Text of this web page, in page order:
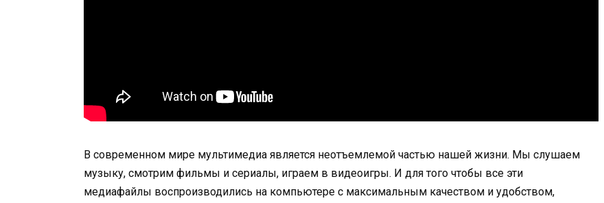
В современном мире мультимедиа является неотъемлемой частью нашей жизни. Мы слушаем
музыку, смотрим фильмы и сериалы, играем в видеоигры. И для того чтобы все эти
медиафайлы воспроизводились на компьютере с максимальным качеством и удобством,